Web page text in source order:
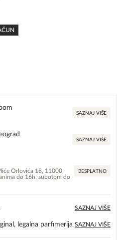
SAZNAJ VIŠE
SAZNAJ VIŠE
Orlovića 18, 11000
do 16h, subotom do
BESPLATNO
SAZNAJ VIŠE
legalna parfimerija SAZNAJ VIŠE